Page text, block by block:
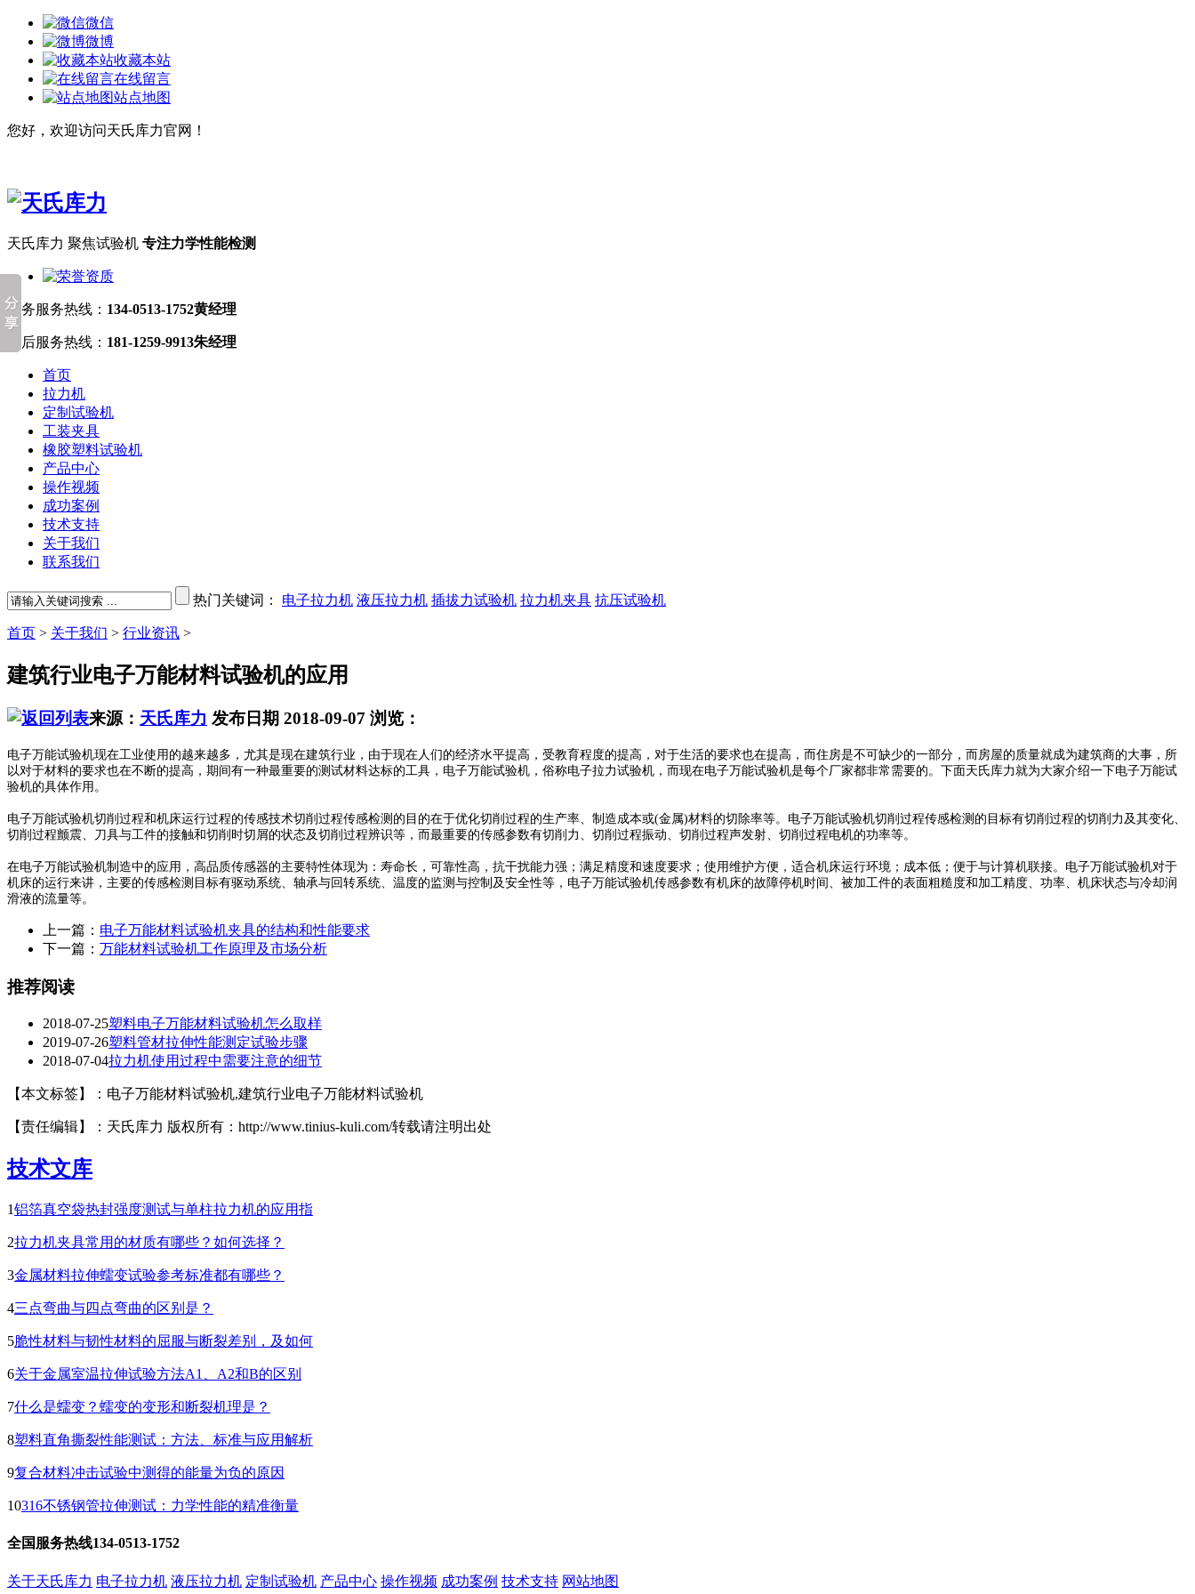
微信
微博
收藏本站
在线留言
站点地图
您好，欢迎访问天氏库力官网！
天氏库力 聚焦试验机 专注力学性能检测
业务服务热线： 134-0513-1752黄经理
售后服务热线： 181-1259-9913朱经理
首页
拉力机
定制试验机
工装夹具
橡胶塑料试验机
产品中心
操作视频
成功案例
技术支持
关于我们
联系我们
热门关键词： 电子拉力机 液压拉力机 插拔力试验机 拉力机夹具 抗压试验机
首页 > 关于我们 > 行业资讯 >
建筑行业电子万能材料试验机的应用
来源： 天氏库力 发布日期 2018-09-07 浏览：
电子万能试验机现在工业使用的越来越多，尤其是现在建筑行业，由于现在人们的经济水平提高，受教育程度的提高，对于生活的要求也在提高，而住房是不可缺少的一部分，而房屋的质量就成为建筑商的大事，所
以对于材料的要求也在不断的提高，期间有一种最重要的测试材料达标的工具，电子万能试验机，俗称电子拉力试验机，而现在电子万能试验机是每个厂家都非常需要的。下面天氏库力就为大家介绍一下电子万能试
验机的具体作用。
电子万能试验机切削过程和机床运行过程的传感技术切削过程传感检测的目的在于优化切削过程的生产率、制造成本或(金属)材料的切除率等。电子万能试验机切削过程传感检测的目标有切削过程的切削力及其变化、
切削过程颤震、刀具与工件的接触和切削时切屑的状态及切削过程辨识等，而最重要的传感参数有切削力、切削过程振动、切削过程声发射、切削过程电机的功率等。
在电子万能试验机制造中的应用，高品质传感器的主要特性体现为：寿命长，可靠性高，抗干扰能力强；满足精度和速度要求；使用维护方便，适合机床运行环境；成本低；便于与计算机联接。电子万能试验机对于
机床的运行来讲，主要的传感检测目标有驱动系统、轴承与回转系统、温度的监测与控制及安全性等，电子万能试验机传感参数有机床的故障停机时间、被加工件的表面粗糙度和加工精度、功率、机床状态与冷却润
滑液的流量等。
上一篇： 电子万能材料试验机夹具的结构和性能要求
下一篇： 万能材料试验机工作原理及市场分析
推荐阅读
2018-07-25塑料电子万能材料试验机怎么取样
2019-07-26塑料管材拉伸性能测定试验步骤
2018-07-04拉力机使用过程中需要注意的细节
【本文标签】：电子万能材料试验机,建筑行业电子万能材料试验机
【责任编辑】：天氏库力 版权所有：http://www.tinius-kuli.com/转载请注明出处
技术文库
1铝箔真空袋热封强度测试与单柱拉力机的应用指
2拉力机夹具常用的材质有哪些？如何选择？
3金属材料拉伸蠕变试验参考标准都有哪些？
4三点弯曲与四点弯曲的区别是？
5脆性材料与韧性材料的屈服与断裂差别，及如何
6关于金属室温拉伸试验方法A1、A2和B的区别
7什么是蠕变？蠕变的变形和断裂机理是？
8塑料直角撕裂性能测试：方法、标准与应用解析
9复合材料冲击试验中测得的能量为负的原因
10316不锈钢管拉伸测试：力学性能的精准衡量
全国服务热线134-0513-1752
关于天氏库力 电子拉力机 液压拉力机 定制试验机 产品中心 操作视频 成功案例 技术支持 网站地图